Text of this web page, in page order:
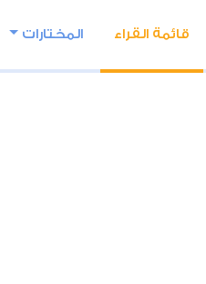
قائمة القراء المختارات